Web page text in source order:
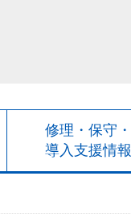
修理・保守・
導入支援情報